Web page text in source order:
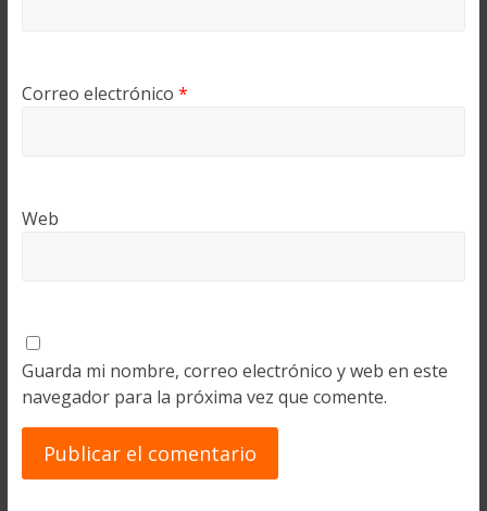
Correo electrónico *
Web
Guarda mi nombre, correo electrónico y web en este
navegador para la próxima vez que comente.